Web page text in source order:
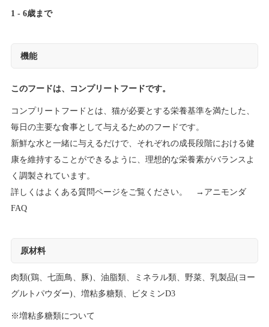
1 - 6歳まで
機能
このフードは、コンプリートフードです。
コンプリートフードとは、猫が必要とする栄養基準を満たした、
毎日の主要な食事として与えるためのフードです。
新鮮な水と一緒に与えるだけで、それぞれの成長段階における健
康を維持することができるように、理想的な栄養素がバランスよ
く調製されています。
詳しくはよくある質問ページをご覧ください。 → アニモンダ
FAQ
原材料
肉類(鶏、七面鳥、豚)、油脂類、ミネラル類、野菜、乳製品(ヨー
グルトパウダー)、増粘多糖類、ビタミンD3
※増粘多糖類について